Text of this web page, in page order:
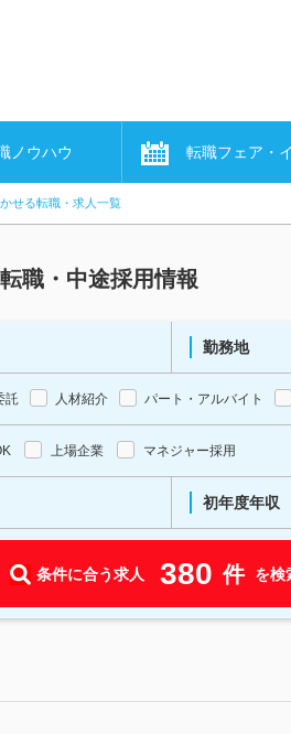
ノウハウ 転職フェア・
せる転職・求人一覧
職・中途採用情報
勤務地
託 人材紹介 パート・アルバイト
上場企業 マネジャー採用
初年度年収
条件に合う求人 380 件 を検